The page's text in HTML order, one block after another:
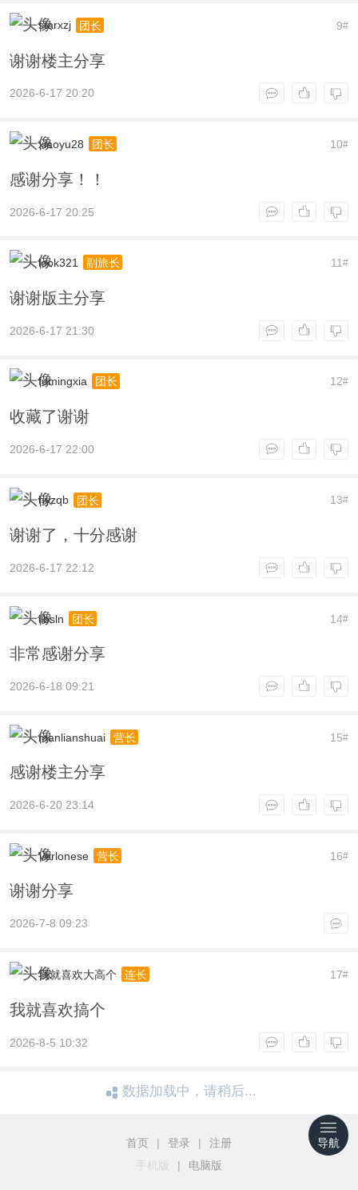
9#
starxzj 团长
谢谢楼主分享
2026-6-17 20:20
10#
xiaoyu28 团长
感谢分享！！
2026-6-17 20:25
11#
look321 副旅长
谢谢版主分享
2026-6-17 21:30
12#
fumingxia 团长
收藏了谢谢
2026-6-17 22:00
13#
hyzqb 团长
谢谢了，十分感谢
2026-6-17 22:12
14#
ilbsln 团长
非常感谢分享
2026-6-18 09:21
15#
manlianshuai 营长
感谢楼主分享
2026-6-20 23:14
16#
Verlonese 营长
谢谢分享
2026-7-8 09:23
17#
我就喜欢大高个 连长
我就喜欢搞个
2026-8-5 10:32
数据加载中，请稍后...
首页 | 登录 |
注册
手机版
| 电脑版
导航